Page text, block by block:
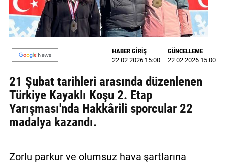
MAGAZİN
GALERİ
VİDEO
YAZARLAR
BİZE
ULAŞIN
İletişim
HABER GİRİŞ
22 02 2026 15:00
GÜNCELLEME
22 02 2026 15:00
21 Şubat tarihleri arasında düzenlenen
Türkiye Kayaklı Koşu 2. Etap
Yarışması'nda Hakkârili sporcular 22
madalya kazandı.
Zorlu parkur ve olumsuz hava şartlarına